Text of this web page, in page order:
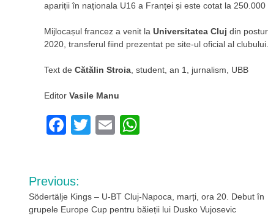
apariții în naționala U16 a Franței și este cotat la
Mijlocașul francez a venit la Universitatea Cluj din
2020, transferul fiind prezentat pe site-ul oficial al clubului.
Text de Cătălin Stroia, student, an 1, jurnalism, UBB
Editor Vasile Manu
Facebook
TwitterEmail
Navigare
în
Previous:
Södertälje Kings – U-BT Cluj-Napoca, marți, ora 20. Debut în
grupele Europe Cup pentru băieții lui Dusko Vujosevic